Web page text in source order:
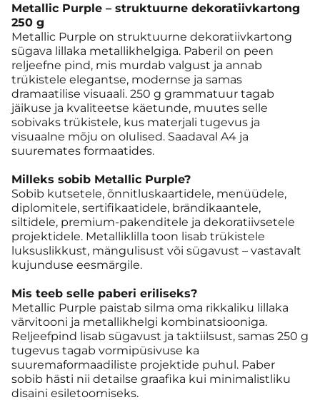
Metallic Purple – struktuurne dekoratiivkartong
250 g
Metallic Purple on struktuurne dekoratiivkartong
sügava lillaka metallikhelgiga. Paberil on peen
reljeefne pind, mis murdab valgust ja annab
trükistele elegantse, modernse ja samas
dramaatilise visuaali. 250 g grammatuur tagab
jäikuse ja kvaliteetse käetunde, muutes selle
sobivaks trükistele, kus materjali tugevus ja
visuaalne mõju on olulised. Saadaval A4 ja
suuremates formaatides.
Milleks sobib Metallic Purple?
Sobib kutsetele, õnnitluskaartidele, menüüdele,
diplomitele, sertifikaatidele, brändikaantele,
siltidele, premium-pakenditele ja dekoratiivsetele
projektidele. Metalliklilla toon lisab trükistele
luksuslikkust, mängulisust või sügavust – vastavalt
kujunduse eesmärgile.
Mis teeb selle paberi eriliseks?
Metallic Purple paistab silma oma rikkaliku lillaka
värvitooni ja metallikhelgi kombinatsiooniga.
Reljeefpind lisab sügavust ja taktiilsust, samas 250 g
tugevus tagab vormipüsivuse ka
suuremaformaadiliste projektide puhul. Paber
sobib hästi nii detailse graafika kui minimalistliku
disaini esiletoomiseks.